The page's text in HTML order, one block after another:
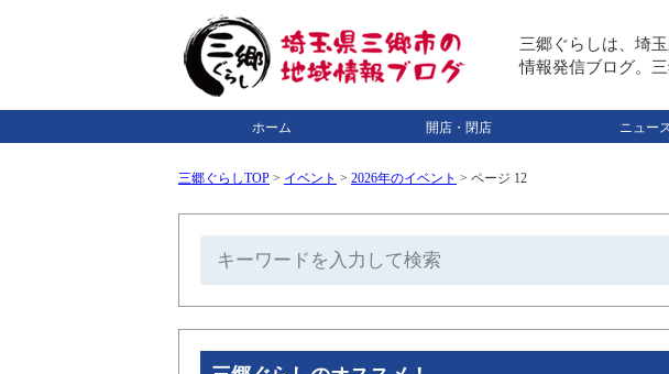
三郷ぐらしは、埼
情報発信ブログ。
ホーム 開店・閉店 ニュー
三郷ぐらしTOP > イベント > 2026年のイベント > ページ 12